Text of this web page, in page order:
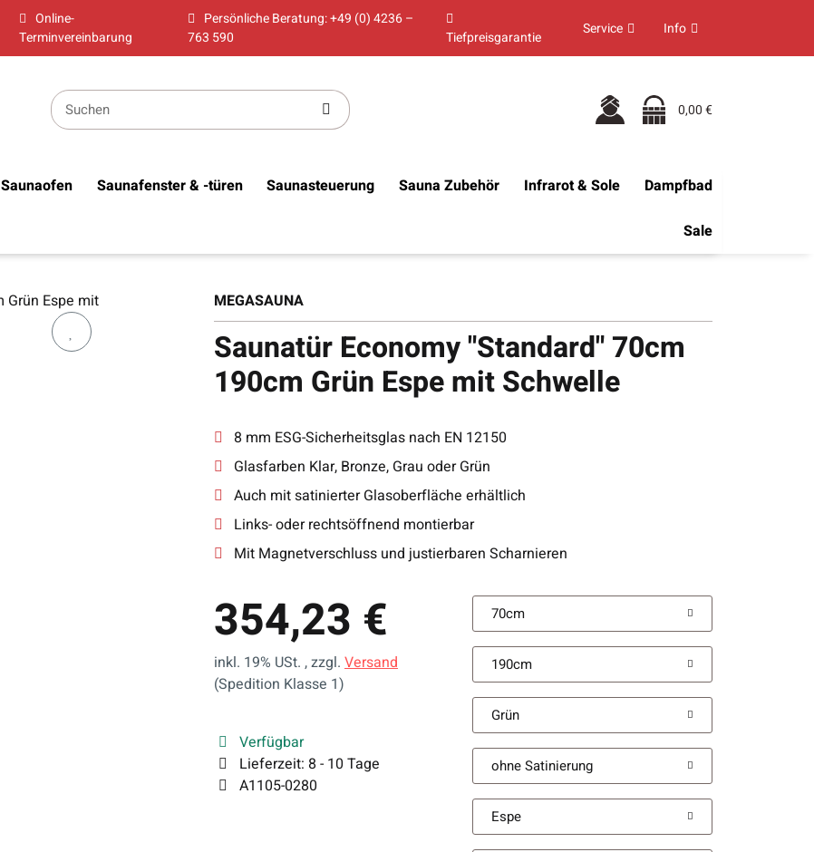
Online-
Terminvereinbarung
Persönliche Beratung: +49 (0) 4236 –
763 590
Tiefpreisgarantie Service Info
0,00 €
Saunaofen Saunafenster & -türen Saunasteuerung Sauna Zubehör Infrarot & Sole Dampfbad
Sale
MEGASAUNA
Saunatür Economy "Standard" 70cm
190cm Grün Espe mit Schwelle
8 mm ESG-Sicherheitsglas nach EN 12150
Glasfarben Klar, Bronze, Grau oder Grün
Auch mit satinierter Glasoberfläche erhältlich
Links- oder rechtsöffnend montierbar
Mit Magnetverschluss und justierbaren Scharnieren
354,23 €
inkl. 19% USt. , zzgl. Versand
(Spedition Klasse 1)
Verfügbar
Lieferzeit: 8 - 10 Tage
A1105-0280
70cm
190cm
Grün
ohne Satinierung
Espe